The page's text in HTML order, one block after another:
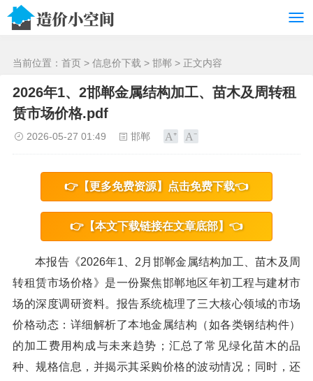
当前位置： 首页 > 信息价下载 > 邯郸 > 正文内容
2026年1、2邯郸金属结构加工、苗木及周转租
赁市场价格.pdf
2026-05-27 01:49 邯郸
👉【更多免费资源】点击免费下载👈
👉【本文下载链接在文章底部】👈
本报告《2026年1、2月邯郸金属结构加工、苗木及周
转租赁市场价格》是一份聚焦邯郸地区年初工程与建材市
场的深度调研资料。报告系统梳理了三大核心领域的市场
价格动态：详细解析了本地金属结构（如各类钢结构件）
的加工费用构成与未来趋势；汇总了常见绿化苗木的品
种、规格信息，并揭示其采购价格的波动情况；同时，还